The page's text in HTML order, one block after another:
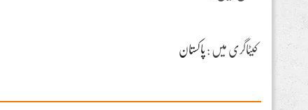
کیٹاگری میں : پاکستان